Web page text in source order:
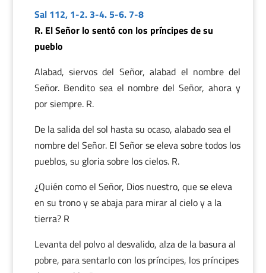
Sal 112, 1-2. 3-4. 5-6. 7-8
R. El Señor lo sentó con los príncipes de su
pueblo
Alabad, siervos del Señor, alabad el nombre del
Señor. Bendito sea el nombre del Señor, ahora y
por siempre. R.
De la salida del sol hasta su ocaso, alabado sea el
nombre del Señor. El Señor se eleva sobre todos los
pueblos, su gloria sobre los cielos. R.
¿Quién como el Señor, Dios nuestro, que se eleva
en su trono y se abaja para mirar al cielo y a la
tierra? R
Levanta del polvo al desvalido, alza de la basura al
pobre, para sentarlo con los príncipes, los príncipes